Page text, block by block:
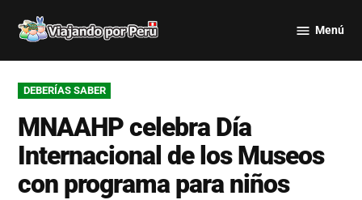
por Perú
Menú
PUBLICADO
EN
DEBERÍAS SABER
MNAAHP celebra Día
Internacional de los Museos
con programa para niños